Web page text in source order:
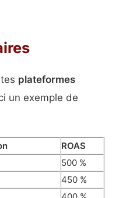
plateformes
un exemple de
ROAS
500 %
450 %